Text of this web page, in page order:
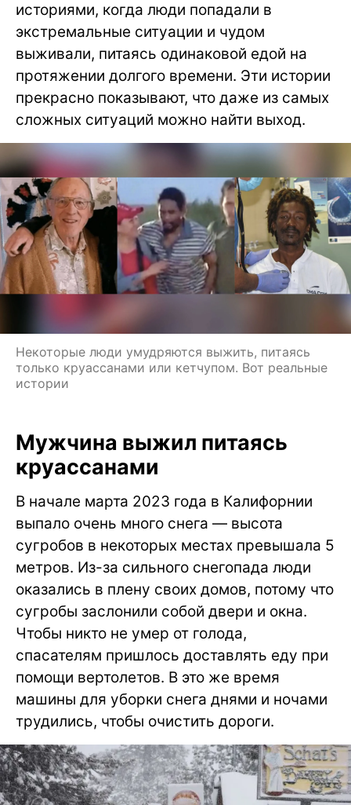
историями, когда люди попадали в
экстремальные ситуации и чудом
выживали, питаясь одинаковой едой на
протяжении долгого времени. Эти истории
прекрасно показывают, что даже из самых
сложных ситуаций можно найти выход.
Некоторые люди умудряются выжить, питаясь
только круассанами или кетчупом. Вот реальные
истории
Мужчина выжил питаясь
круассанами
В начале марта 2023 года в Калифорнии
выпало очень много снега — высота
сугробов в некоторых местах превышала 5
метров. Из-за сильного снегопада люди
оказались в плену своих домов, потому что
сугробы заслонили собой двери и окна.
Чтобы никто не умер от голода,
спасателям пришлось доставлять еду при
помощи вертолетов. В это же время
машины для уборки снега днями и ночами
трудились, чтобы очистить дороги.